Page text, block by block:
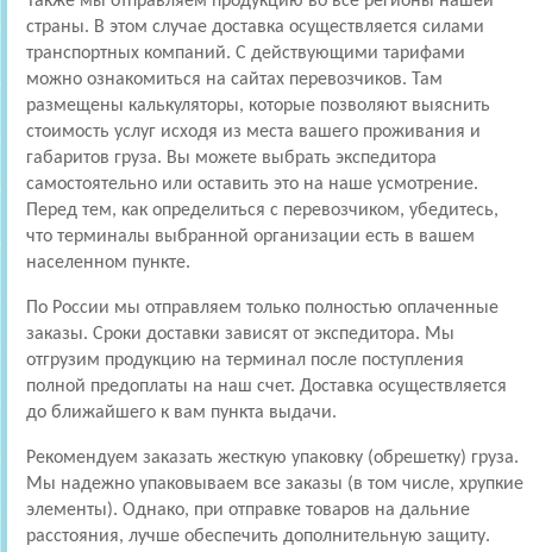
страны. В этом случае доставка осуществляется силами
транспортных компаний. С действующими тарифами
можно ознакомиться на сайтах перевозчиков. Там
размещены калькуляторы, которые позволяют выяснить
стоимость услуг исходя из места вашего проживания и
габаритов груза. Вы можете выбрать экспедитора
самостоятельно или оставить это на наше усмотрение.
Перед тем, как определиться с перевозчиком, убедитесь,
что терминалы выбранной организации есть в вашем
населенном пункте.
По России мы отправляем только полностью оплаченные
заказы. Сроки доставки зависят от экспедитора. Мы
отгрузим продукцию на терминал после поступления
полной предоплаты на наш счет. Доставка осуществляется
до ближайшего к вам пункта выдачи.
Рекомендуем заказать жесткую упаковку (обрешетку) груза.
Мы надежно упаковываем все заказы (в том числе, хрупкие
элементы). Однако, при отправке товаров на дальние
расстояния, лучше обеспечить дополнительную защиту.